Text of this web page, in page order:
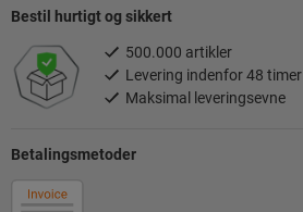
Betalingsmetoder
Bestil hurtigt og sikkert
500.000 artikler
Levering indenfor 48 timer
Maksimal leveringsevne